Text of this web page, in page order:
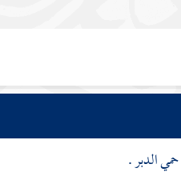
حمي الدبر .